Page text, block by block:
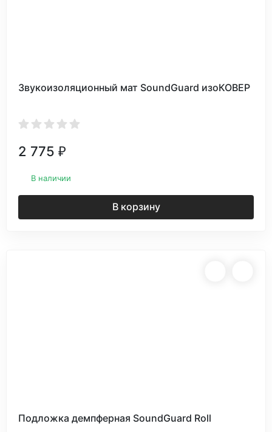
Звукоизоляционный мат SoundGuard изоКОВЕР
2 775 ₽
В наличии
В корзину
Подложка демпферная SoundGuard Roll